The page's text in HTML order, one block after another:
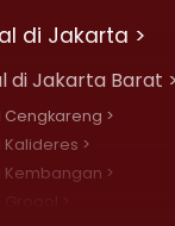
di Jakarta >
di Jakarta Barat >
Cengkareng >
Kalideres >
Kembangan >